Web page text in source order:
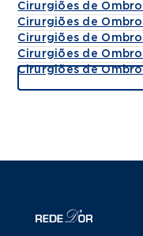
Cirurgiões de Ombro
Cirurgiões de Ombro
Cirurgiões de Ombro
Cirurgiões de Ombro
Cirurgiões de Ombro